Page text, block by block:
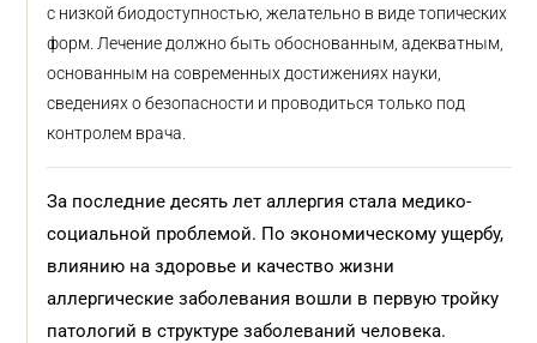
с низкой биодоступностью, желательно в виде топических
форм. Лечение должно быть обоснованным, адекватным,
основанным на современных достижениях науки,
сведениях о безопасности и проводиться только под
контролем врача.
За последние десять лет аллергия стала медико-
социальной проблемой. По экономическому ущербу,
влиянию на здоровье и качество жизни
аллергические заболевания вошли в первую тройку
патологий в структуре заболеваний человека.